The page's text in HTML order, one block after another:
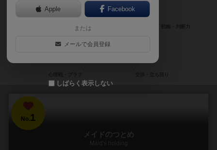
No.1
メイドのつとめ
Maid's holding
Apple Facebook
または
メールで会員登録
しばらく表示しない